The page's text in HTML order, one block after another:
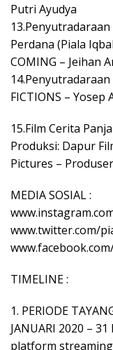
Putri Ayudya
Perdana (Piala
COMING – Jeihan
14.Penyutradaraan
FICTIONS – Yosep
15.Film Cerita
Produksi: Dapur
Pictures –
MEDIA SOSIAL :
www.twitter.com/
TIMELINE :
1. PERIODE
JANUARI 2020 –
platform